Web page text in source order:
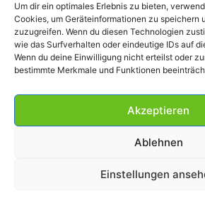
Um dir ein optimales Erlebnis zu bieten,
Cookies, um Geräteinformationen zu speichern
zuzugreifen. Wenn du diesen Technologien
wie das Surfverhalten oder eindeutige IDs auf
Wenn du deine Einwilligung nicht erteilst oder
bestimmte Merkmale und Funktionen
Akzeptieren
Ablehnen
Einstellungen
Datenschutzerklärung